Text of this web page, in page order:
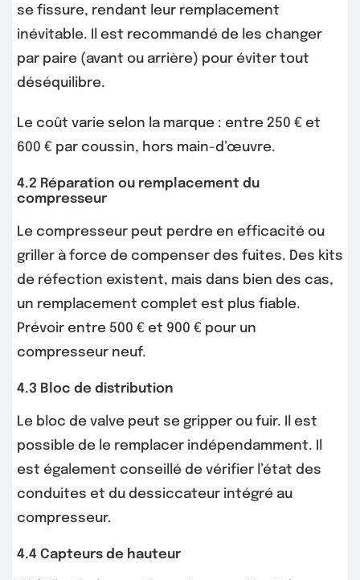
se fissure, rendant leur remplacement
inévitable. Il est recommandé de les changer
par paire (avant ou arrière) pour éviter tout
déséquilibre.
Le coût varie selon la marque : entre 250 € et
600 € par coussin, hors main-d’œuvre.
4.2 Réparation ou remplacement du
compresseur
Le compresseur peut perdre en efficacité ou
griller à force de compenser des fuites. Des kits
de réfection existent, mais dans bien des cas,
un remplacement complet est plus fiable.
Prévoir entre 500 € et 900 € pour un
compresseur neuf.
4.3 Bloc de distribution
Le bloc de valve peut se gripper ou fuir. Il est
possible de le remplacer indépendamment. Il
est également conseillé de vérifier l’état des
conduites et du dessiccateur intégré au
compresseur.
4.4 Capteurs de hauteur